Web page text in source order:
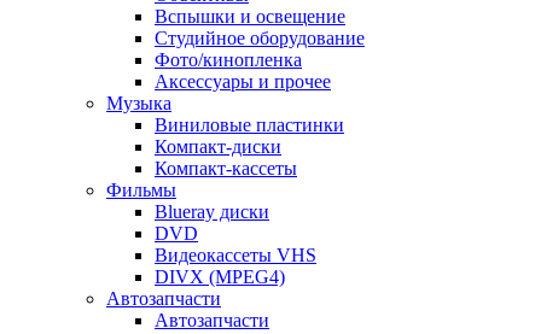
Вспышки и освещение
Студийное оборудование
Фото/кинопленка
Аксессуары и прочее
Музыка
Виниловые пластинки
Компакт-диски
Компакт-кассеты
Фильмы
Blueray диски
DVD
Видеокассеты VHS
DIVX (MPEG4)
Автозапчасти
Автозапчасти